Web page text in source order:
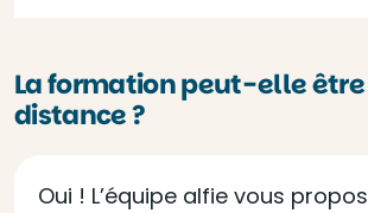
La formation peut-elle
distance ?
Oui ! L’équipe alfie vous